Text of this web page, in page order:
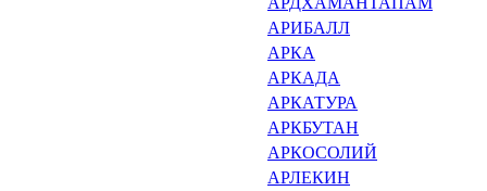
АРИБАЛЛ
АРКА
АРКАДА
АРКАТУРА
АРКБУТАН
АРКОСОЛИЙ
АРЛЕКИН